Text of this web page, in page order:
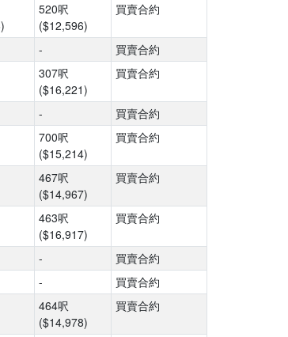
520呎
($12,596)
買賣合約
-
買賣合約
307呎
($16,221)
買賣合約
-
買賣合約
700呎
($15,214)
買賣合約
467呎
($14,967)
買賣合約
463呎
($16,917)
買賣合約
-
買賣合約
-
買賣合約
464呎
($14,978)
買賣合約